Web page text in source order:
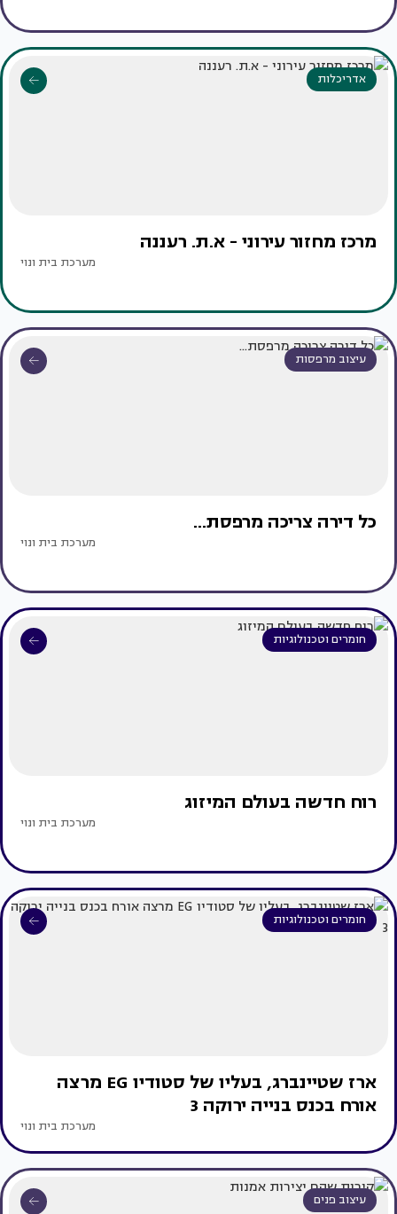
אדריכלות
מרכז מחזור עירוני - א.ת. רעננה
מערכת בית ונוי
עיצוב מרפסות
כל דירה צריכה מרפסת...
מערכת בית ונוי
חומרים וטכנולוגיות
רוח חדשה בעולם המיזוג
מערכת בית ונוי
חומרים וטכנולוגיות
ארז שטיינברג, בעליו של סטודיו EG מרצה
אורח בכנס בנייה ירוקה 3
מערכת בית ונוי
עיצוב פנים